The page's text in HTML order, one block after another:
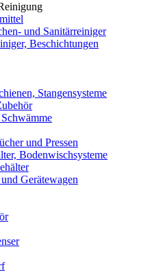
und Sanitärreiniger
Beschichtungen
Stangensysteme
und Pressen
Bodenwischsysteme
Gerätewagen